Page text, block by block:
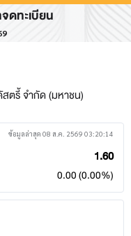
ดทะเบียน
ตรี้ จำกัด (มหาชน)
ข้อมูลล่าสุด 08 ส.ค. 2569 03:20:14
1.60
0.00 (0.00%)